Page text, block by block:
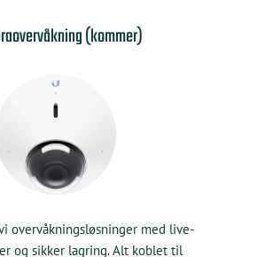
(kommer)
overvåkningsløsninger med live-
og sikker lagring. Alt koblet til